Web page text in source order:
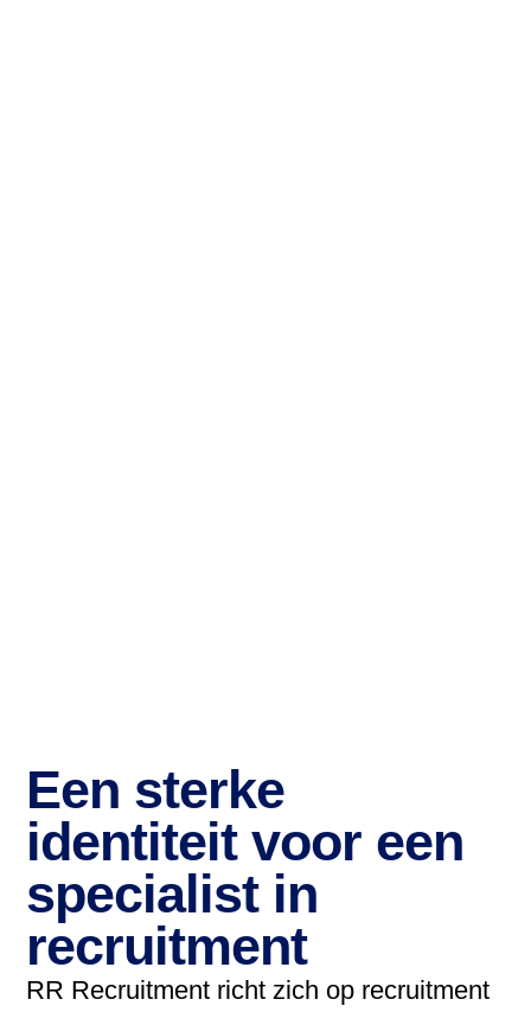
Een sterke
identiteit voor een
specialist in
recruitment
RR Recruitment richt zich op recruitment